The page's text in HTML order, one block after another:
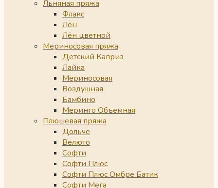
Льняная пряжа
Флакс
Лён
Лён цветной
Мериносовая пряжа
Детский Каприз
Лайка
Мериносовая
Воздушная
Бамбино
Меринго Объемная
Плюшевая пряжа
Дольче
Велюто
Софти
Софти Плюс
Софти Плюс Омбре Батик
Софти Мега